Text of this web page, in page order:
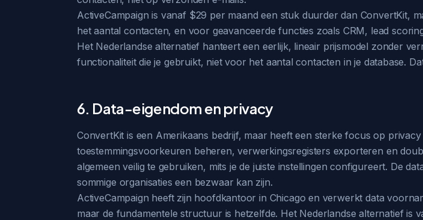
ActiveCampaign is vanaf $29 per maand een stuk duurder dan ConvertKit,
het aantal contacten, en voor geavanceerde functies zoals CRM, lead
Het Nederlandse alternatief hanteert een eerlijk, lineair prijsmodel zonder
functionaliteit die je gebruikt, niet voor het aantal contacten in je database.
6. Data-eigendom en privacy
ConvertKit is een Amerikaans bedrijf, maar heeft een sterke focus op
toestemmingsvoorkeuren beheren, verwerkingsregisters exporteren en
algemeen veilig te gebruiken, mits je de juiste instellingen configureert. De
sommige organisaties een bezwaar kan zijn.
ActiveCampaign heeft zijn hoofdkantoor in Chicago en verwerkt data
maar de fundamentele structuur is hetzelfde. Het Nederlandse alternatief is